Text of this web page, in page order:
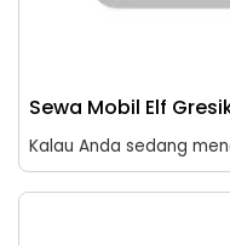
Sewa Mobil Elf
Kalau Anda sedang